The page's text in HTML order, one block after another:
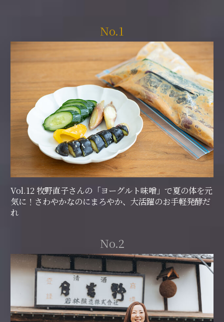
No.1
Vol.12 牧野直子さんの「ヨーグルト味噌」で夏の体を元
気に！さわやかなのにまろやか、大活躍のお手軽発酵だ
れ
No.2